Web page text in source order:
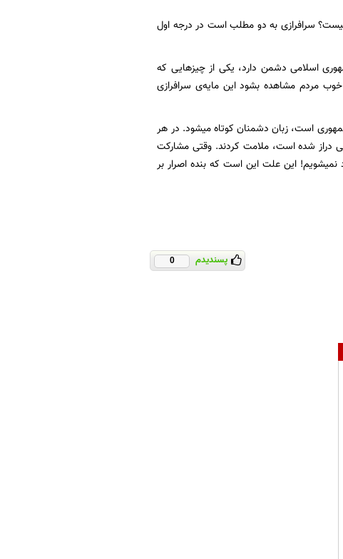
چیست؟ سرافرازی به دو مطلب است در درجه اول
اسلامی دشمن دارد، یکی از چیزهایی که
مردم مشاهده بشود این مایه‌ی سرافرازی
است، زبان دشمنان کوتاه میشود. در هر
دراز شده است، ملامت کردند. وقتی مشارکت
نمیشویم! این علت این است که بنده اصرار بر
پسندیدم 0